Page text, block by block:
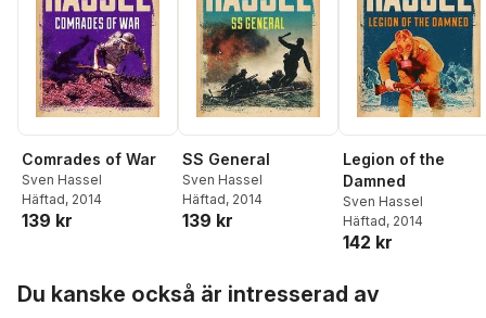
Comrades of War
Sven Hassel
Häftad, 2014
139 kr
SS General
Sven Hassel
Häftad, 2014
139 kr
Legion of the
Damned
Sven Hassel
Häftad, 2014
142 kr
Du kanske också är intresserad av